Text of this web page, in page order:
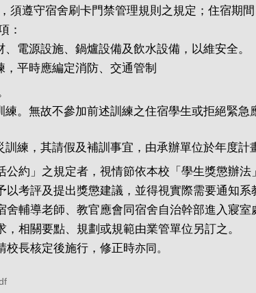
遵守宿舍刷卡門禁管理規則之規定；住宿期間
：
電源設施、鍋爐設備及飲水設備，以維安全。
平時應編定消防、交通管制
。無故不參加前述訓練之住宿學生或拒絕緊
練，其請假及補訓事宜，由承辦單位於年度計
約」之規定者，視情節依本校「學生獎懲辦法
考評及提出獎懲建議，並得視實際需要通知
輔導老師、教官應會同宿舍自治幹部進入寢室
相關要點、規劃或規範由業管單位另訂之。
校長核定後施行，修正時亦同。